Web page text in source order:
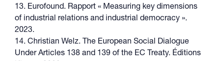
13. Eurofound. Rapport « Measuring key dimensions
of industrial relations and industrial democracy ».
2023.
14. Christian Welz. The European Social Dialogue
Under Articles 138 and 139 of the EC Treaty. Éditions